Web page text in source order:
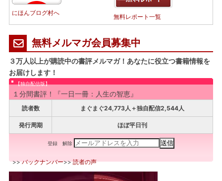
にほんブログ村へ
無料レポート一覧
無料メルマガ会員募集中
３万人以上が購読中の書評メルマガ！あなたに役立つ書籍情報を
お届けします！
【独自配信版】
１分間書評！『一日一冊：人生の智恵』
読者数 まぐまぐ24,773人＋独自配信2,544人
発行周期 ほぼ平日刊
登録 解除
>>バックナンバー>>読者の声